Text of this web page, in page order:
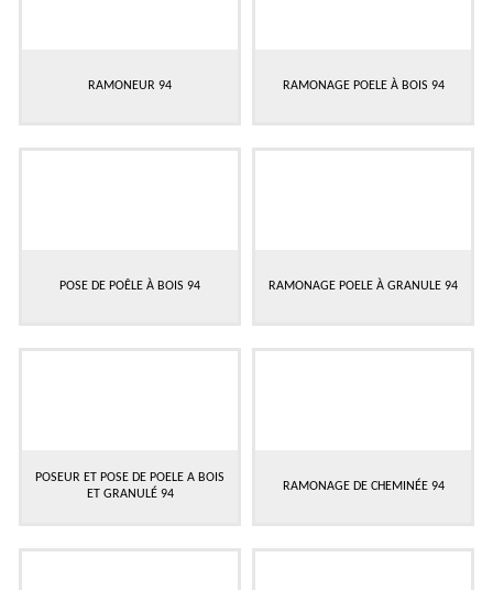
RAMONEUR 94 RAMONAGE POELE À BOIS 94
POSE DE POÊLE À BOIS 94 RAMONAGE POELE À GRANULE 94
POSEUR ET POSE DE POELE A BOIS
ET GRANULÉ 94
RAMONAGE DE CHEMINÉE 94